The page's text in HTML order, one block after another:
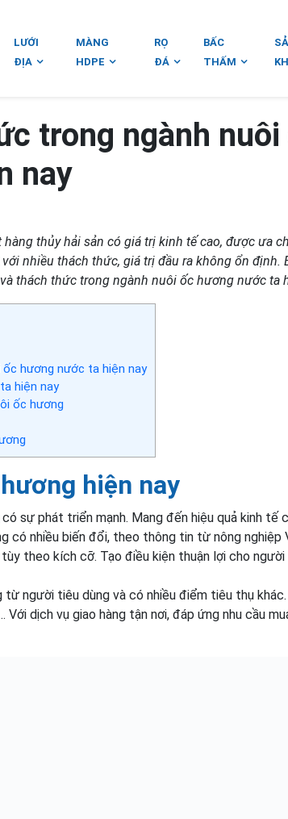
LƯỚI
ĐỊA
MÀNG
HDPE
RỌ
ĐÁ
BẤC
THẤM
trong ngành nuôi
nay
thủy hải sản có giá trị kinh tế cao, được ưa
nhiều thách thức, giá trị đầu ra không ổn định.
thách thức trong ngành nuôi ốc hương nước ta
hương nước ta hiện nay
hiện nay
ốc hương
hiện nay
sự phát triển mạnh. Mang đến hiệu quả kinh tế
có nhiều biến đổi, theo thông tin từ nông nghiệp
theo kích cỡ. Tạo điều kiện thuận lợi cho
người tiêu dùng và có nhiều điểm tiêu thụ khác.
Với dịch vụ giao hàng tận nơi, đáp ứng nhu cầu